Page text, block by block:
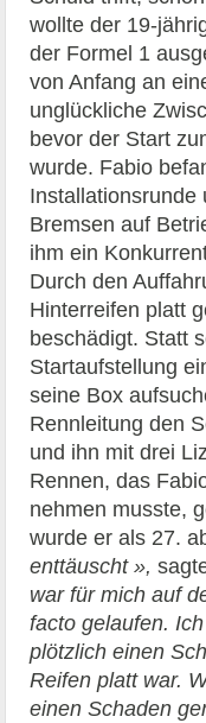
wollte der 19-
der Formel 1
von Anfang an
unglückliche
bevor der Start
wurde. Fabio
Installationsrunde
Bremsen auf
ihm ein
Durch den
Hinterreifen platt
beschädigt. Statt
Startaufstellung
seine Box
Rennleitung den
und ihn mit drei
Rennen, das
nehmen musste,
wurde er als 27.
enttäuscht »,
war für mich auf
facto gelaufen.
plötzlich einen
Reifen platt war.
einen Schaden